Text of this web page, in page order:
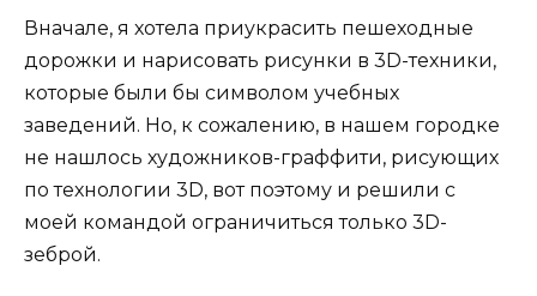
Вначале, я хотела приукрасить пешеходные
дорожки и нарисовать рисунки в 3D-техники,
которые были бы символом учебных
заведений. Но, к сожалению, в нашем городке
не нашлось художников-граффити, рисующих
по технологии 3D, вот поэтому и решили с
моей командой ограничиться только 3D-
зеброй.